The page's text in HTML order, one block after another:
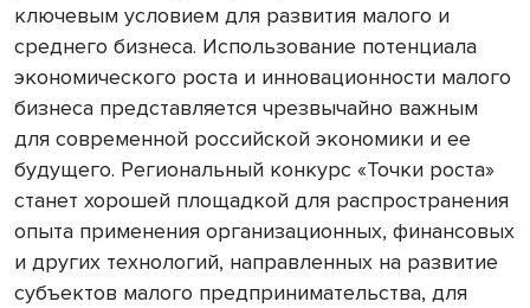
ключевым условием для развития малого и
среднего бизнеса. Использование потенциала
экономического роста и инновационности малого
бизнеса представляется чрезвычайно важным
для современной российской экономики и ее
будущего. Региональный конкурс «Точки роста»
станет хорошей площадкой для распространения
опыта применения организационных, финансовых
и других технологий, направленных на развитие
субъектов малого предпринимательства, для